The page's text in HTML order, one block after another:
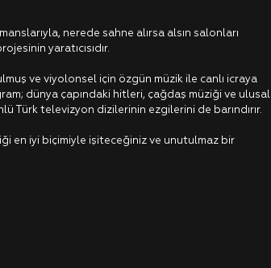
nerede sahne alırsa alsın salonları
yaratıcısıdır.
ve viyolonsel için özgün müzik ile canlı icraya
dünya çapındaki hitleri, çağdaş müziği ve ulusal
Türk televizyon dizilerinin ezgilerini de barındırır.
en iyi biçimiyle işiteceğiniz ve unutulmaz bir